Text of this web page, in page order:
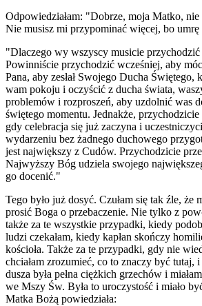
Odpowiedziałam: "Dobrze, moja Matko,
Nie musisz mi przypominać więcej, bo
"Dlaczego wy wszyscy musicie
Powinniście przychodzić wcześniej, aby
Pana, aby zesłał Swojego Ducha Świętego,
wam pokoju i oczyścić z ducha świata,
problemów i rozproszeń, aby uzdolnić was
świętego momentu. Jednakże,
gdy celebracja się już zaczyna i
wydarzeniu bez żadnego duchowego
jest największy z Cudów. Przychodzicie
Najwyższy Bóg udziela swojego
go docenić."
Tego było już dosyć. Czułam się tak źle, że
prosić Boga o przebaczenie. Nie tylko z
także za te wszystkie przypadki, kiedy
ludzi czekałam, kiedy kapłan skończy
kościoła. Także za te przypadki, gdy nie
chciałam zrozumieć, co to znaczy być tutaj,
dusza była pełna ciężkich grzechów i
we Mszy Św. Była to uroczystość i miało
Matka Bożą powiedziała: